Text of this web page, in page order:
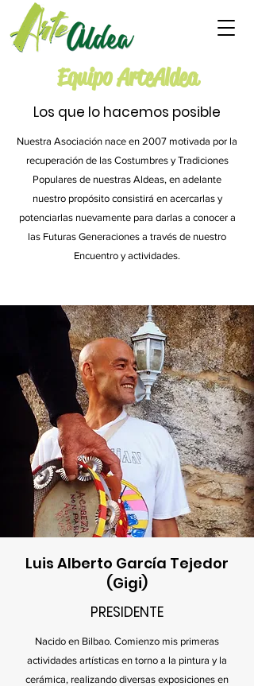
Equipo ArteAldea
Los que lo hacemos posible
Nuestra Asociación nace en 2007 motivada por la
recuperación de las Costumbres y Tradiciones
Populares de nuestras Aldeas, en adelante
nuestro propósito consistirá en acercarlas y
potenciarlas nuevamente para darlas a conocer a
las Futuras Generaciones a través de nuestro
Encuentro y actividades.
Luis Alberto García Tejedor
(Gigi)
PRESIDENTE
Nacido en Bilbao. Comienzo mis primeras
actividades artísticas en torno a la pintura y la
cerámica, realizando diversas exposiciones en